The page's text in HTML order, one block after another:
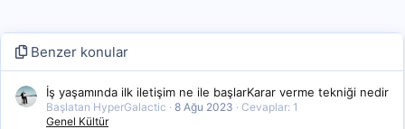
Benzer konular
İş yaşamında ilk iletişim ne ile başlarKarar verme tekniği nedir
Başlatan HyperGalactic 8 Ağu 2023
Cevaplar: 1
Genel Kültür